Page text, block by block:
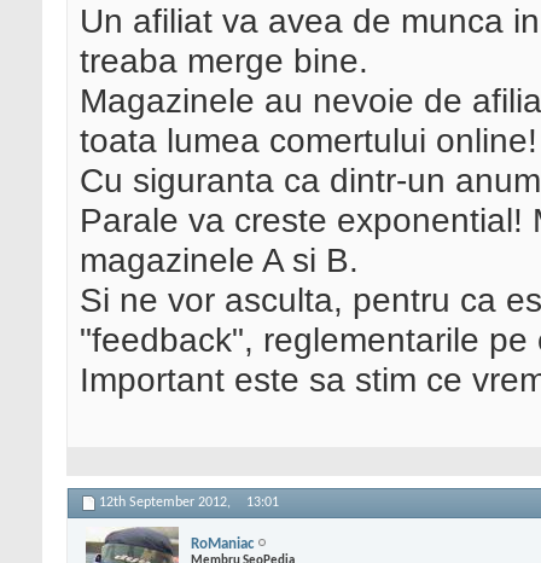
Un afiliat va avea de munca
treaba merge bine.
Magazinele au nevoie de
toata lumea comertului
Cu siguranta ca dintr-un
Parale va creste exponential!
magazinele A si B.
Si ne vor asculta, pentru ca
"feedback", reglementarile
Important este sa stim ce
12th September 2012, 13:01
RoManiac